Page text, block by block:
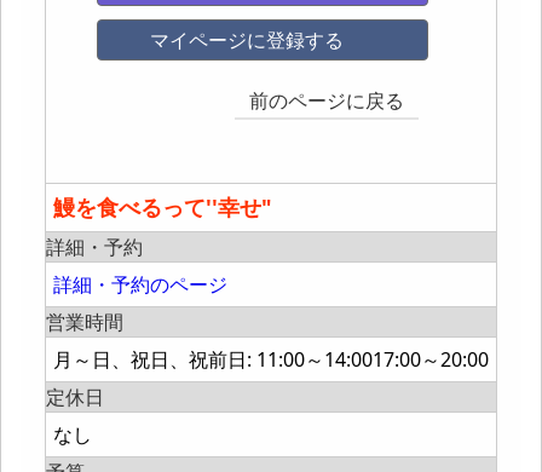
マイページに登録する
前のページに戻る
鰻を食べるって''幸せ"
詳細・予約
詳細・予約のページ
営業時間
月～日、祝日、祝前日: 11:00～14:0017:00～20:00
定休日
なし